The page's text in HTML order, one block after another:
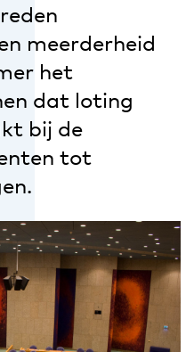
meerderheid
het
dat loting
bij de
tot